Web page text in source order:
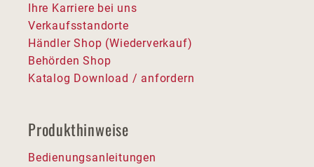
Ihre Karriere bei uns
Verkaufsstandorte
Händler Shop (Wiederverkauf)
Behörden Shop
Katalog Download / anfordern
Produkthinweise
Bedienungsanleitungen